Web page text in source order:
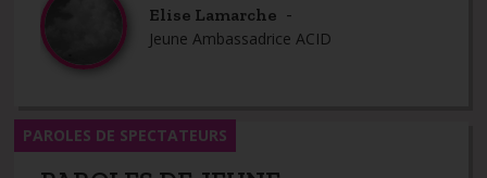
Elise Lamarche -
Jeune Ambassadrice ACID
PAROLES DE SPECTATEURS